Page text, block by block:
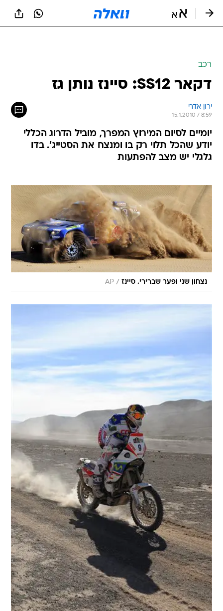
רכב
דקאר SS12: סיינז נותן גז
ירון אדרי
15.1.2010 / 8:59
יומיים לסיום המירוץ המפרך, מוביל הדרוג הכללי
יודע שהכל תלוי רק בו ומנצח את הסטייג'. בדו
גלגלי יש מצב להפתעות
נצחון שני ופער שברירי. סיינז /
AP